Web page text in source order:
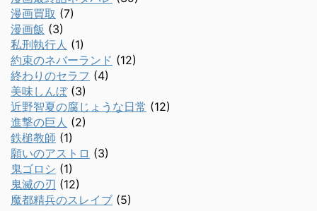
漫画買取 (7)
漫画飯 (3)
私刑執行人 (1)
約束のネバーランド (12)
終わりのセラフ (4)
美味しんぼ(3)
近野智夏の腐じょうな日常 (12)
進撃の巨人 (2)
鉄槌教師 (1)
願いのアストロ (3)
鬼ゴロシ (1)
鬼滅の刃 (12)
魔都精兵のスレイブ (5)